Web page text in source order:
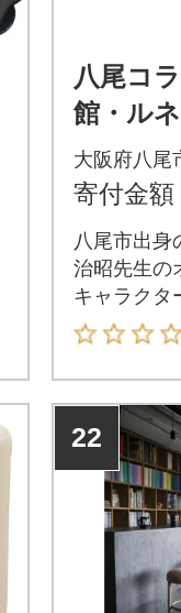
八尾コ
館・ル
『らい
ロワー
大阪府八尾
寄付金額
八尾市出身
治昭先生の
キャラクタ
ン」がプリ
ラボモデル
22